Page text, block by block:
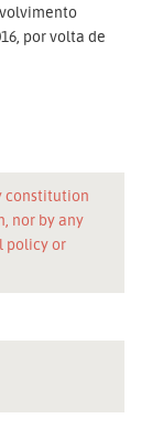
por volta de
constitution
nor by any
policy or